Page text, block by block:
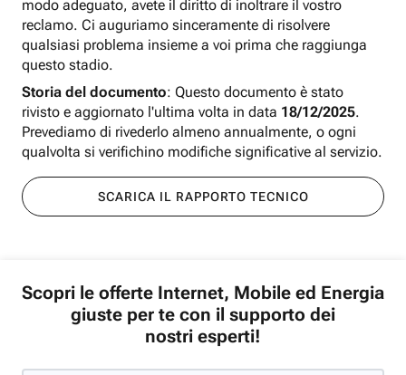
modo adeguato, avete il diritto di inoltrare il vostro
reclamo. Ci auguriamo sinceramente di risolvere
qualsiasi problema insieme a voi prima che raggiunga
questo stadio.
Storia del documento: Questo documento è stato
rivisto e aggiornato l'ultima volta in data 18/12/2025.
Prevediamo di rivederlo almeno annualmente, o ogni
qualvolta si verifichino modifiche significative al servizio.
SCARICA IL RAPPORTO TECNICO
Scopri le offerte Internet, Mobile ed Energia
giuste per te con il supporto dei
nostri esperti!